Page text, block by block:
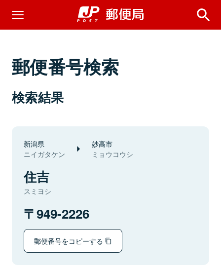
郵便番号検索
検索結果
新潟県
ニイガタケン
妙高市
ミョウコウシ
住吉
スミヨシ
949-2226
郵便番号をコピーする